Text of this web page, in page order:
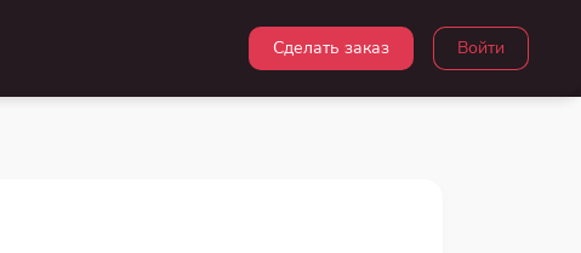
Войти
Сделать заказ